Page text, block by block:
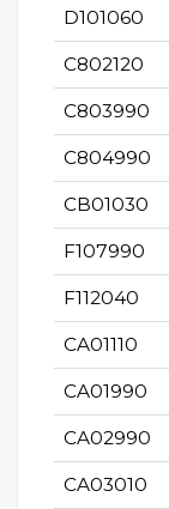
D101060
C802120
C803990
C804990
CB01030
F107990
F112040
CA01110
CA01990
CA02990
CA03010